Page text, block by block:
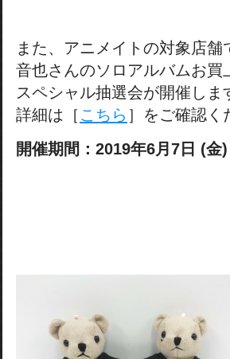
また、アニメイトの対象店舗
音也さんのソロアルバムお
スペシャル抽選会が開催しま
詳細は［ こちら ］をご確認く
開催期間：2019年6月7日 (金